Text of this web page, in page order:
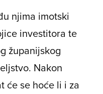
njima imotski
investitora te
županijskog
Nakon
će se hoće li i za